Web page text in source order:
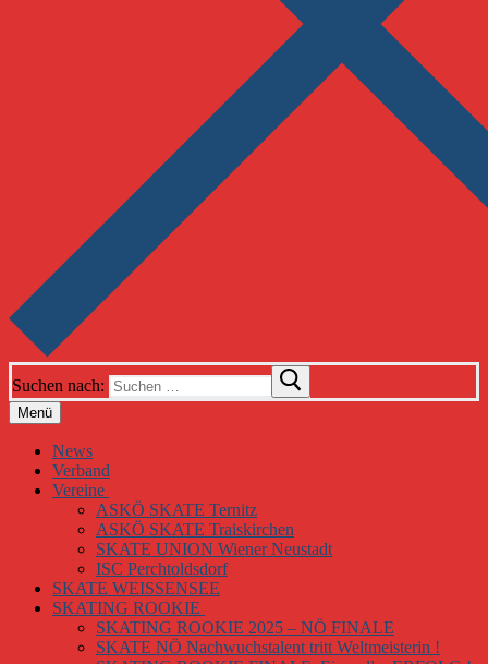
Suchen nach:
Menü
News
Verband
Vereine
ASKÖ SKATE Ternitz
ASKÖ SKATE Traiskirchen
SKATE UNION Wiener Neustadt
ISC Perchtoldsdorf
SKATE WEISSENSEE
SKATING ROOKIE
SKATING ROOKIE 2025 – NÖ FINALE
SKATE NÖ Nachwuchstalent tritt Weltmeisterin !